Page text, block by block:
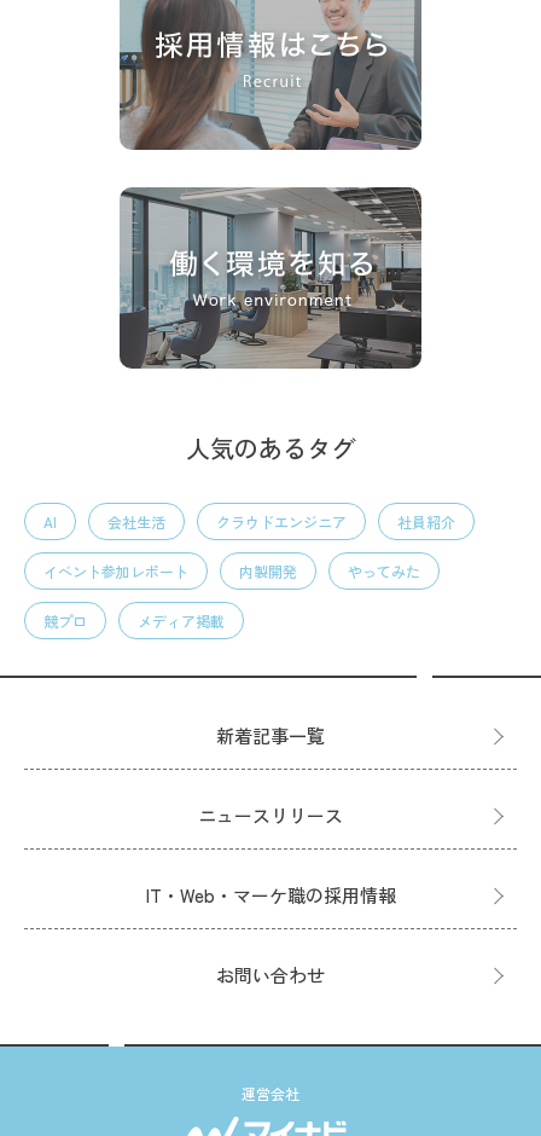
人気のあるタグ
AI 会社生活 クラウドエンジニア 社員紹介
イベント参加レポート 内製開発 やってみた
競プロ メディア掲載
新着記事一覧
ニュースリリース
IT・Web・マーケ職の採用情報
お問い合わせ
運営会社